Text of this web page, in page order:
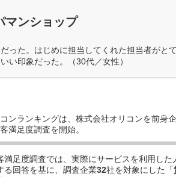
マンショップ
った。はじめに担当してくれた担当者がと
い印象だった。（30代／女性）
ンランキングは、株式会社オリコンを前身
満足度調査を開始。
満足度調査では、実際にサービスを利用した
る回答を基に、調査企業32社を対象にした「